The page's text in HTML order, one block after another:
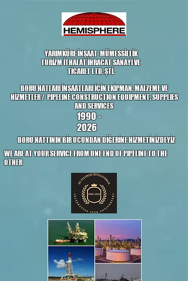
YARIMKÜRE İNŞAAT MÜMESSİLLİK
TURİZM İTHALAT İHRACAT SANAYİ VE
TİCARET LTD. ŞTİ.
BORU HATLARI İNŞAATLARI İÇİN EKİPMAN, MALZEME VE
HİZMETLER / PIPELINE CONSTRUCTION EQUIPMENT, SUPPLIES
AND SERVICES
1990 -
2026
BORU HATTININ BİR UCUNDAN DİĞERİNE HİZMETİNİZDEYİZ
WE ARE AT YOUR SERVICE FROM ONE END OF PIPELINE TO THE
OTHER